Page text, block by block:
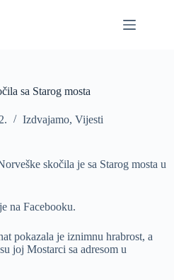
sa Starog mosta
Izdvajamo, Vijesti
skočila je sa Starog mosta u
na Facebooku.
pokazala je iznimnu hrabrost, a
joj Mostarci sa adresom u